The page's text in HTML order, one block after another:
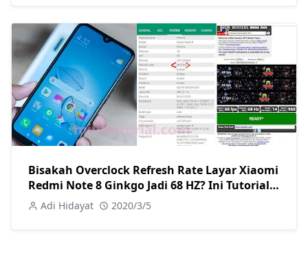
Bisakah Overclock Refresh Rate Layar Xiaomi
Redmi Note 8 Ginkgo Jadi 68 HZ? Ini Tutorial
Caranya
Adi Hidayat 2020/3/5